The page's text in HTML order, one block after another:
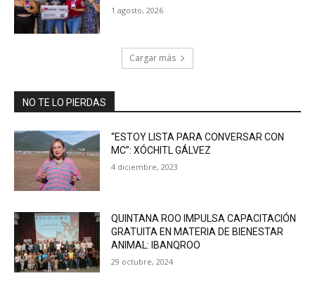
1 agosto, 2026
Cargar más
NO TE LO PIERDAS
“ESTOY LISTA PARA CONVERSAR CON
MC”: XÓCHITL GÁLVEZ
4 diciembre, 2023
QUINTANA ROO IMPULSA CAPACITACIÓN
GRATUITA EN MATERIA DE BIENESTAR
ANIMAL: IBANQROO
29 octubre, 2024